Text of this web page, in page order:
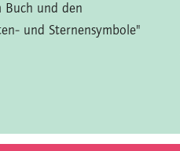
Buch und den
und Sternensymbole"